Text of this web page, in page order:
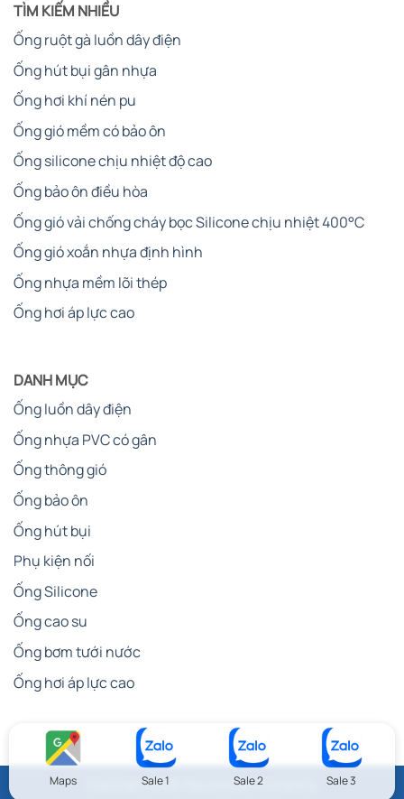
TÌM KIẾM NHIỀU
Ống ruột gà luồn dây điện
Ống hút bụi gân nhựa
Ống hơi khí nén pu
Ống gió mềm có bảo ôn
Ống silicone chịu nhiệt độ cao
Ống bảo ôn điều hòa
Ống gió vải chống cháy bọc Silicone chịu nhiệt 400°C
Ống gió xoắn nhựa định hình
Ống nhựa mềm lõi thép
Ống hơi áp lực cao
DANH MỤC
Ống luồn dây điện
Ống nhựa PVC có gân
Ống thông gió
Ống bảo ôn
Ống hút bụi
Phụ kiện nối
Ống Silicone
Ống cao su
Ống bơm tưới nước
Ống hơi áp lực cao
Copyright 2026 NguyenLam Company
Maps Sale 1 Sale 2 Sale 3